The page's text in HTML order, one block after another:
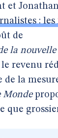
et
: les
de
la nouvelle
le revenu
de la
Monde
que